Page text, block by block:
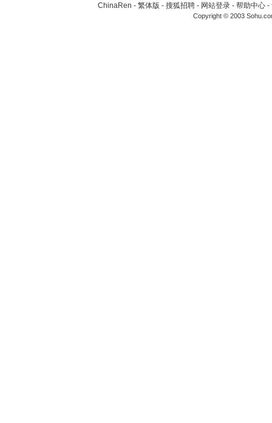
ChinaRen - 繁体版 - 搜狐招聘 - 网站登录 - 帮助中心 -
Copyright © 2003